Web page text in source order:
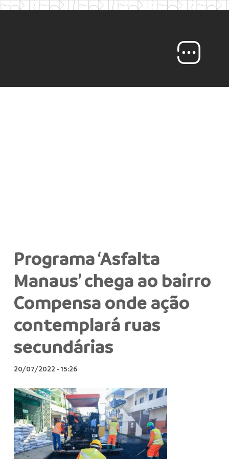
Programa ‘Asfalta
Manaus’ chega ao bairro
Compensa onde ação
contemplará ruas
secundárias
20/07/2022 -15:26